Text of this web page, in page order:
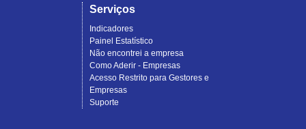
Serviços
Indicadores
Painel Estatístico
Não encontrei a empresa
Como Aderir - Empresas
Acesso Restrito para Gestores e
Empresas
Suporte